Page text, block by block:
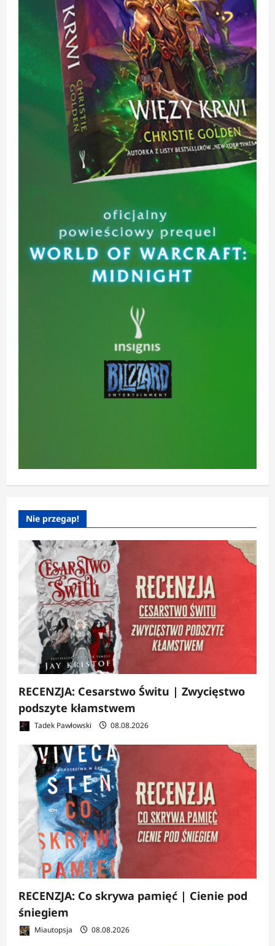
Nie przegap!
RECENZJA: Cesarstwo Świtu | Zwycięstwo
podszyte kłamstwem
Tadek Pawłowski 08.08.2026
RECENZJA: Co skrywa pamięć | Cienie pod
śniegiem
Miautopsja 08.08.2026